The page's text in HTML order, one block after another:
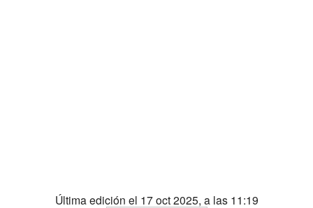
Última edición el 17 oct 2025, a las 11:19